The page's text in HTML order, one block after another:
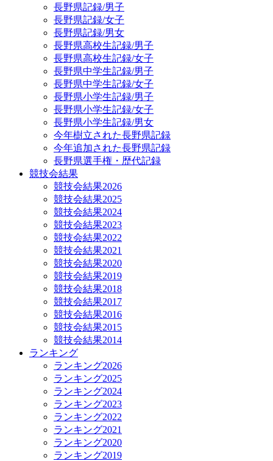
長野県記録/男子
長野県記録/女子
長野県記録/男女
長野県高校生記録/男子
長野県高校生記録/女子
長野県中学生記録/男子
長野県中学生記録/女子
長野県小学生記録/男子
長野県小学生記録/女子
長野県小学生記録/男女
今年樹立された長野県記録
今年追加された長野県記録
長野県選手権・歴代記録
競技会結果
競技会結果2026
競技会結果2025
競技会結果2024
競技会結果2023
競技会結果2022
競技会結果2021
競技会結果2020
競技会結果2019
競技会結果2018
競技会結果2017
競技会結果2016
競技会結果2015
競技会結果2014
ランキング
ランキング2026
ランキング2025
ランキング2024
ランキング2023
ランキング2022
ランキング2021
ランキング2020
ランキング2019